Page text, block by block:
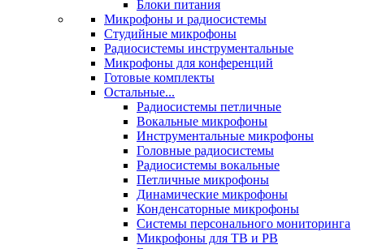
Блоки питания
Микрофоны и радиосистемы
Студийные микрофоны
Радиосистемы инструментальные
Микрофоны для конференций
Готовые комплекты
Остальные...
Радиосистемы петличные
Вокальные микрофоны
Инструментальные микрофоны
Головные радиосистемы
Радиосистемы вокальные
Петличные микрофоны
Динамические микрофоны
Конденсаторные микрофоны
Системы персонального мониторинга
Микрофоны для ТВ и РВ